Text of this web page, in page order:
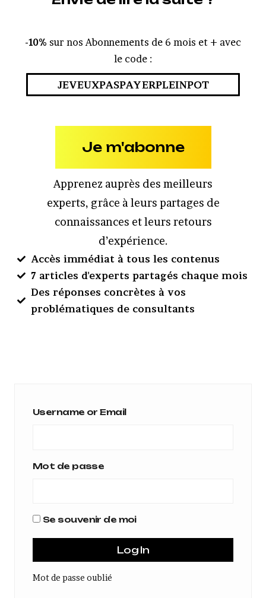
-10% sur nos Abonnements de 6 mois et + avec
le code :
JEVEUXPASPAYERPLEINPOT
Je m'abonne
Apprenez auprès des meilleurs
experts, grâce à leurs partages de
connaissances et leurs retours
d’expérience.
Accès immédiat à tous les contenus
7 articles d'experts partagés chaque mois
Des réponses concrètes à vos
problématiques de consultants
Username or Email
Mot de passe
Se souvenir de moi
Mot de passe oublié